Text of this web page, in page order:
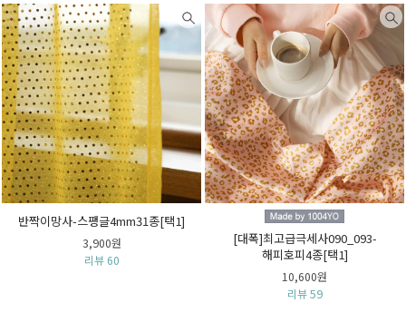
반짝이망사-스팽글4mm31종[택1]
3,900원
리뷰 60
[대폭]최고급극세사090_093-
해피호피4종[택1]
10,600원
리뷰 59